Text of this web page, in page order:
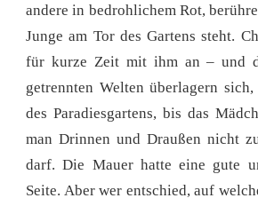
andere in bedrohlichem Rot,
Junge am Tor des Gartens steht.
für kurze Zeit mit ihm an – und
getrennten Welten überlagern
des Paradiesgartens, bis das
man Drinnen und Draußen nicht
darf. Die Mauer hatte eine gute
Seite. Aber wer entschied, auf